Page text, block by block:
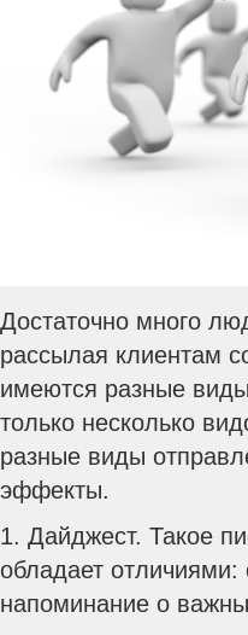
Достаточно много
рассылая клиентам
имеются разные
только несколько
разные виды
эффекты.
1. Дайджест. Такое
обладает
напоминание о